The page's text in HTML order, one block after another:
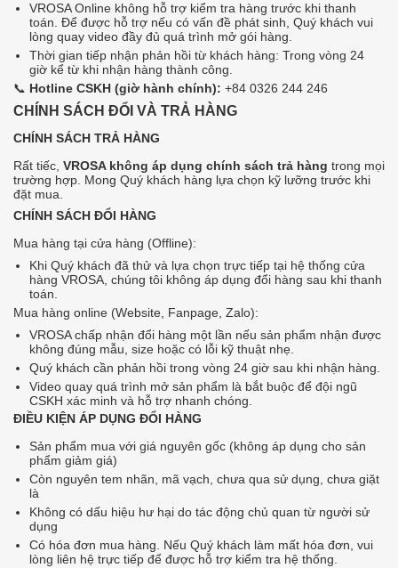
VROSA Online không hỗ trợ kiểm tra hàng trước khi thanh
toán. Để được hỗ trợ nếu có vấn đề phát sinh, Quý khách vui
lòng quay video đầy đủ quá trình mở gói hàng.
Thời gian tiếp nhận phản hồi từ khách hàng: Trong vòng 24
giờ kể từ khi nhận hàng thành công.
📞 Hotline CSKH (giờ hành chính): +84 0326 244 246
CHÍNH SÁCH ĐỔI VÀ TRẢ HÀNG
CHÍNH SÁCH TRẢ HÀNG
Rất tiếc, VROSA không áp dụng chính sách trả hàng trong mọi
trường hợp. Mong Quý khách hàng lựa chọn kỹ lưỡng trước khi
đặt mua.
CHÍNH SÁCH ĐỔI HÀNG
Mua hàng tại cửa hàng (Offline):
Khi Quý khách đã thử và lựa chọn trực tiếp tại hệ thống cửa
hàng VROSA, chúng tôi không áp dụng đổi hàng sau khi thanh
toán.
Mua hàng online (Website, Fanpage, Zalo):
VROSA chấp nhận đổi hàng một lần nếu sản phẩm nhận được
không đúng mẫu, size hoặc có lỗi kỹ thuật nhẹ.
Quý khách cần phản hồi trong vòng 24 giờ sau khi nhận hàng.
Video quay quá trình mở sản phẩm là bắt buộc để đội ngũ
CSKH xác minh và hỗ trợ nhanh chóng.
ĐIỀU KIỆN ÁP DỤNG ĐỔI HÀNG
Sản phẩm mua với giá nguyên gốc (không áp dụng cho sản
phẩm giảm giá)
Còn nguyên tem nhãn, mã vạch, chưa qua sử dụng, chưa giặt
là
Không có dấu hiệu hư hại do tác động chủ quan từ người sử
dụng
Có hóa đơn mua hàng. Nếu Quý khách làm mất hóa đơn, vui
lòng liên hệ trực tiếp để được hỗ trợ kiểm tra hệ thống.